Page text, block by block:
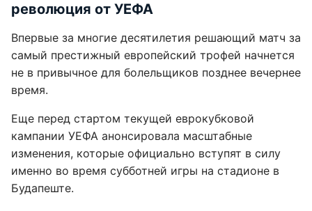
революция от УЕФА
Впервые за многие десятилетия решающий матч за
самый престижный европейский трофей начнется
не в привычное для болельщиков позднее вечернее
время.
Еще перед стартом текущей еврокубковой
кампании УЕФА анонсировала масштабные
изменения, которые официально вступят в силу
именно во время субботней игры на стадионе в
Будапеште.